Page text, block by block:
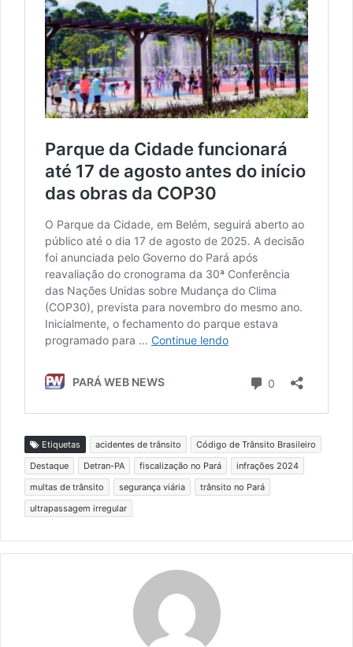
Etiquetas acidentes de trânsito
Código de Trânsito Brasileiro
Destaque
Detran-PA fiscalização no Pará
infrações 2024
multas de trânsito
segurança viária
trânsito no Pará
ultrapassagem irregular